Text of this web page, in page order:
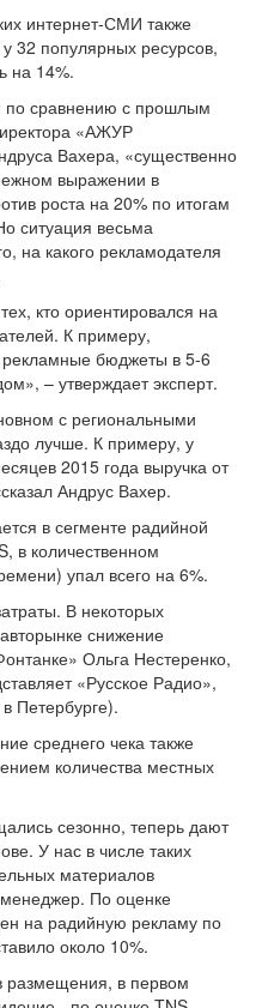
интернет-СМИ также
32 популярных ресурсов,
на 14%.
по сравнению с прошлым
«АЖУР
Вахера, «существенно
выражении в
роста на 20% по итогам
ситуация весьма
на какого рекламодателя
кто ориентировался на
К примеру,
рекламные бюджеты в 5-6
– утверждает эксперт.
с региональными
лучше. К примеру, у
2015 года выручка от
Андрус Вахер.
в сегменте радийной
в количественном
упал всего на 6%.
В некоторых
снижение
Ольга Нестеренко,
«Русское Радио»,
Петербурге).
среднего чека также
количества местных
сезонно, теперь дают
У нас в числе таких
материалов
По оценке
на радийную рекламу по
около 10%.
размещения, в первом